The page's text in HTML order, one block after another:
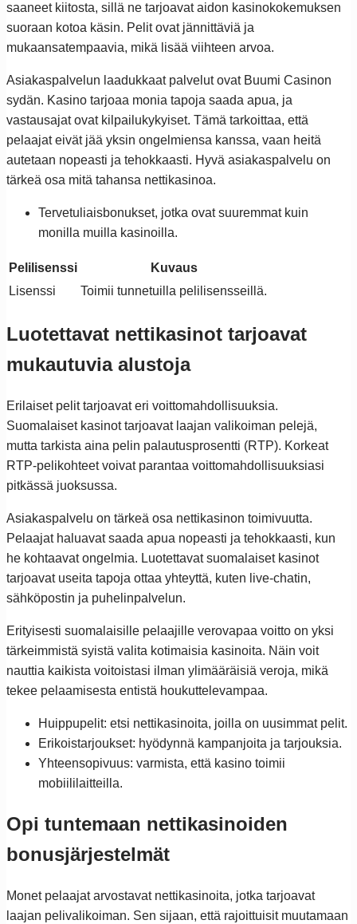
saaneet kiitosta, sillä ne tarjoavat aidon kasinokokemuksen
suoraan kotoa käsin. Pelit ovat jännittäviä ja
mukaansatempaavia, mikä lisää viihteen arvoa.
Asiakaspalvelun laadukkaat palvelut ovat Buumi Casinon
sydän. Kasino tarjoaa monia tapoja saada apua, ja
vastausajat ovat kilpailukykyiset. Tämä tarkoittaa, että
pelaajat eivät jää yksin ongelmiensa kanssa, vaan heitä
autetaan nopeasti ja tehokkaasti. Hyvä asiakaspalvelu on
tärkeä osa mitä tahansa nettikasinoa.
Tervetuliaisbonukset, jotka ovat suuremmat kuin
monilla muilla kasinoilla.
Pelilisenssi
Kuvaus
Lisenssi
Toimii tunnetuilla pelilisensseillä.
Luotettavat nettikasinot tarjoavat
mukautuvia alustoja
Erilaiset pelit tarjoavat eri voittomahdollisuuksia.
Suomalaiset kasinot tarjoavat laajan valikoiman pelejä,
mutta tarkista aina pelin palautusprosentti (RTP). Korkeat
RTP-pelikohteet voivat parantaa voittomahdollisuuksiasi
pitkässä juoksussa.
Asiakaspalvelu on tärkeä osa nettikasinon toimivuutta.
Pelaajat haluavat saada apua nopeasti ja tehokkaasti, kun
he kohtaavat ongelmia. Luotettavat suomalaiset kasinot
tarjoavat useita tapoja ottaa yhteyttä, kuten live-chatin,
sähköpostin ja puhelinpalvelun.
Erityisesti suomalaisille pelaajille verovapaa voitto on yksi
tärkeimmistä syistä valita kotimaisia kasinoita. Näin voit
nauttia kaikista voitoistasi ilman ylimääräisiä veroja, mikä
tekee pelaamisesta entistä houkuttelevampaa.
Huippupelit: etsi nettikasinoita, joilla on uusimmat pelit.
Erikoistarjoukset: hyödynnä kampanjoita ja tarjouksia.
Yhteensopivuus: varmista, että kasino toimii
mobiililaitteilla.
Opi tuntemaan nettikasinoiden
bonusjärjestelmät
Monet pelaajat arvostavat nettikasinoita, jotka tarjoavat
laajan pelivalikoiman. Sen sijaan, että rajoittuisit muutamaan